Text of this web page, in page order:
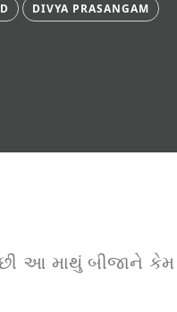
DIVYA PRASANGAM
આ માથું બીજાને